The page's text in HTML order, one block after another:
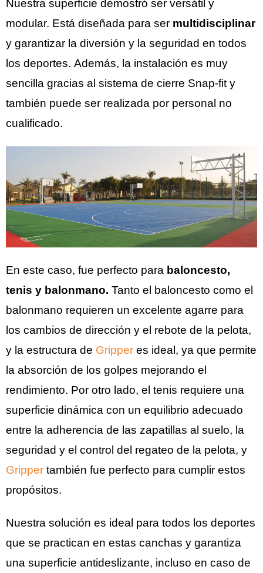
Nuestra superficie demostró ser versátil y
modular. Está diseñada para ser multidisciplinar
y garantizar la diversión y la seguridad en todos
los deportes. Además, la instalación es muy
sencilla gracias al sistema de cierre Snap-fit y
también puede ser realizada por personal no
cualificado.
En este caso, fue perfecto para baloncesto,
tenis y balonmano. Tanto el baloncesto como el
balonmano requieren un excelente agarre para
los cambios de dirección y el rebote de la pelota,
y la estructura de Gripper es ideal, ya que permite
la absorción de los golpes mejorando el
rendimiento. Por otro lado, el tenis requiere una
superficie dinámica con un equilibrio adecuado
entre la adherencia de las zapatillas al suelo, la
seguridad y el control del regateo de la pelota, y
Gripper también fue perfecto para cumplir estos
propósitos.
Nuestra solución es ideal para todos los deportes
que se practican en estas canchas y garantiza
una superficie antideslizante, incluso en caso de